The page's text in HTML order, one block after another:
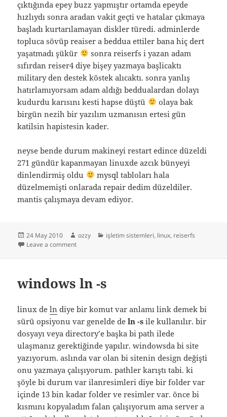
çıktığında epey buzz yapmıştır ortamda epeyde
hızlıydı sonra aradan vakit geçti ve hatalar çıkmaya
başladı kurtarılamayan diskler türedi. adminlerde
topluca sövüp reaiser a beddua ettiler bana hiç dert
yaşatmadı şükür
sonra reiserfs i yazan adam
sıfırdan reiser4 diye bişey yazmaya başlicaktı
military den destek köstek alıcaktı. sonra yanlış
hatırlamıyorsam adam aldığı beddualardan dolayı
kudurdu karısını kesti hapse düştü
olaya bak
birgün nezih bir yazılım uzmanısın ertesi gün
katilsin hapistesin kader.
neyse bende durum makineyi restart edince düzeldi
271 gündür kapanmayan linuxde azcık bünyeyi
dinlendirmiş oldu
mysql tabloları hala
düzelmemişti onlarada repair dedim düzeldiler.
mantis çalışmaya devam ediyor.
Posted
on
24 May 2010 Author
ozzy Categories
işletim sistemleri, linux, reiserfs
Leave a commenton reiserfs görmeyeli çok olmuştu
windows ln -s
linux deln diye bir komut var anlamı link demek bi
sürü opsiyonu var genelde deln -s ile kullanılır. bir
dosyayı veya directory’e başka bi path ilede
ulaşmanız gerektiğinde yapılır. windowsda bi site
yazıyorum. aslında var olan bi sitenin design değişti
onu yazmaya çalışıyorum. pathler karıştı tabi. ki
şöyle bi durum var ilanresimleri diye bir folder var
içinde 13 bin kadar folder ve resimler var. önce bi
kısmını kopyaladım falan çalışıyorum ama server a